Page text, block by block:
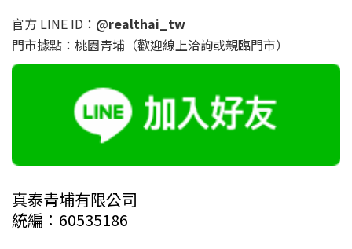
官方 LINE ID： @realthai_tw
門市據點：桃園青埔（歡迎線上洽詢或親臨門市）
真泰青埔有限公司
統編：60535186